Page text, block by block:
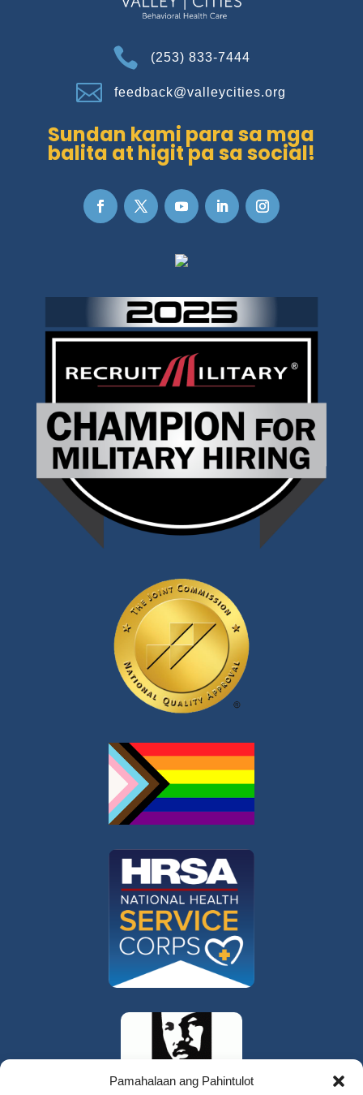
Pamahalaan ang Pahintulot
 (253) 833-7444
 feedback@valleycities.org
Sundan kami para sa mga
balita at higit pa sa social!